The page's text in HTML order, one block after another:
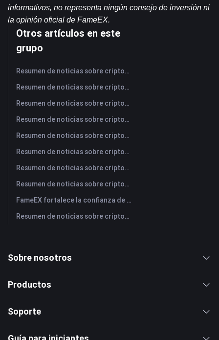
informativos, no representa ningún consejo de inversión ni
la opinión oficial de FameEX.
Otros artículos en este
grupo
Resumen de noticias sobre criptomonedas de FameEX de hoy | 7 de agosto de 2026
Resumen de noticias sobre criptomonedas de FameEX de hoy | 6 de agosto de 2026
Resumen de noticias sobre criptomonedas de FameEX de hoy | 5 de agosto de 2026
Resumen de noticias sobre criptomonedas de FameEX de hoy | 4 de agosto de 2026
Resumen de noticias sobre criptomonedas de FameEX de hoy | 3 de agosto de 2026
Resumen de noticias sobre criptomonedas de FameEX de hoy | 31 de julio de 2026
Resumen de noticias sobre criptomonedas de FameEX de hoy | 30 de julio de 2026
Resumen de noticias sobre criptomonedas de FameEX de hoy | 29 de julio de 2026
FameEX fortalece la confianza de los usuarios a través de ocho años de operaciones estables y crecimiento global
Resumen de noticias sobre criptomonedas de FameEX de hoy | 28 de julio de 2026
Sobre nosotros
Productos
Soporte